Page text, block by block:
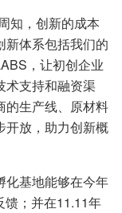
知，创新的成本
新体系包括我们的
，让初创企业
术支持和融资渠
的生产线、原材料
开放，助力创新概
化基地能够在今年
馈；并在11.11年